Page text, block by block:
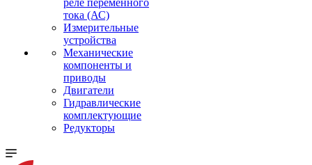
реле переменного
тока (АС)
Измерительные
устройства
Механические
компоненты и
приводы
Двигатели
Гидравлические
комплектующие
Редукторы